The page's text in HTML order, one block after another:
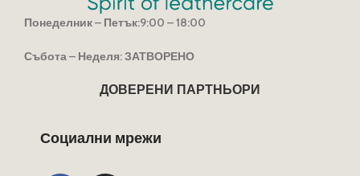
Понеделник – Петък:9:00 – 18:00
Събота – Неделя: ЗАТВОРЕНО
Социални мрежи
ДОВЕРЕНИ ПАРТНЬОРИ